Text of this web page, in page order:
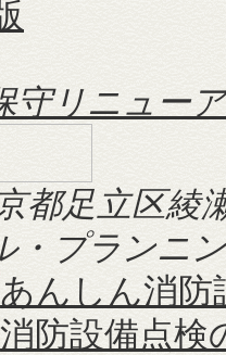
守リニュー
足立区綾
・プランニ
あんしん消防
消防設備点検